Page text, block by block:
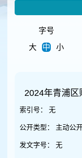
字号
大
中 小
2024年青浦区
索引号： 无
公开类型： 主动公
发文字号： 无